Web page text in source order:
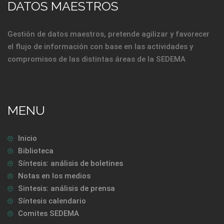
DATOS MAESTROS
Gestión de datos maestros, pretende agilizar y favorecer
el flujo de información con base en las actividades y
compromisos de las distintas áreas de la SEDEMA
MENU
Inicio
Biblioteca
Síntesis: análisis de boletines
Notas en los medios
Sintesis: análisis de prensa
Síntesis calendario
Comites SEDEMA